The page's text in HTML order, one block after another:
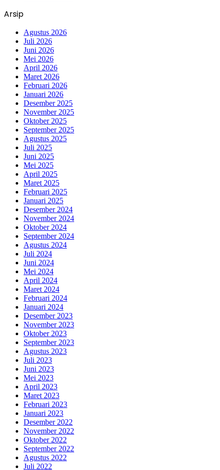
Arsip
Agustus 2026
Juli 2026
Juni 2026
Mei 2026
April 2026
Maret 2026
Februari 2026
Januari 2026
Desember 2025
November 2025
Oktober 2025
September 2025
Agustus 2025
Juli 2025
Juni 2025
Mei 2025
April 2025
Maret 2025
Februari 2025
Januari 2025
Desember 2024
November 2024
Oktober 2024
September 2024
Agustus 2024
Juli 2024
Juni 2024
Mei 2024
April 2024
Maret 2024
Februari 2024
Januari 2024
Desember 2023
November 2023
Oktober 2023
September 2023
Agustus 2023
Juli 2023
Juni 2023
Mei 2023
April 2023
Maret 2023
Februari 2023
Januari 2023
Desember 2022
November 2022
Oktober 2022
September 2022
Agustus 2022
Juli 2022